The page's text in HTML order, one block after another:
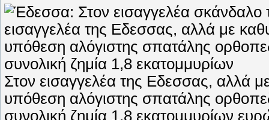
Στον εισαγγελέα της Εδεσσας, αλλά
υπόθεση αλόγιστης σπατάλης
συνολική ζημία 1,8 εκατομμυρίων